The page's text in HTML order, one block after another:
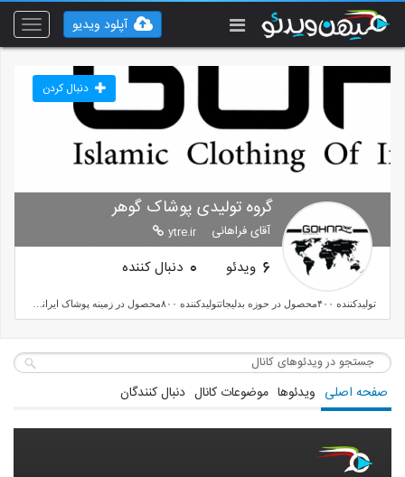
Toggle
آپلود ویدیو
گروه تولیدی پوشاک گوهر
آقای فراهانی ytre.ir
دنبال کردن
6 ویدئو 0 دنبال کننده
صفحه اصلی ویدئوها موضوعات کانال دنبال کنندگان